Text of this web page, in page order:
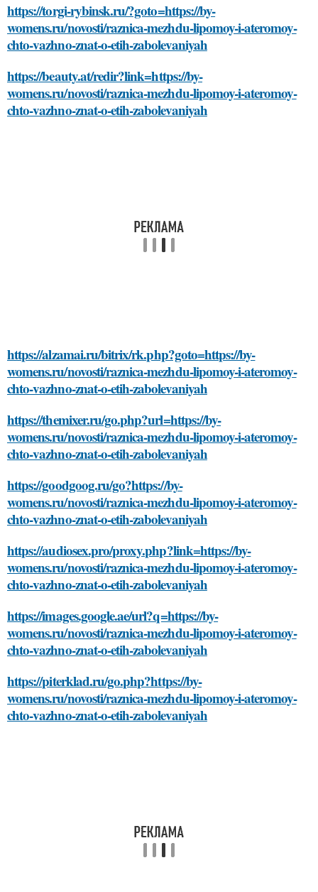
https://torgi-rybinsk.ru/?goto=https://by-
womens.ru/novosti/raznica-mezhdu-lipomoy-i-ateromoy-
chto-vazhno-znat-o-etih-zabolevaniyah
https://beauty.at/redir?link=https://by-
womens.ru/novosti/raznica-mezhdu-lipomoy-i-ateromoy-
chto-vazhno-znat-o-etih-zabolevaniyah
https://alzamai.ru/bitrix/rk.php?goto=https://by-
womens.ru/novosti/raznica-mezhdu-lipomoy-i-ateromoy-
chto-vazhno-znat-o-etih-zabolevaniyah
https://themixer.ru/go.php?url=https://by-
womens.ru/novosti/raznica-mezhdu-lipomoy-i-ateromoy-
chto-vazhno-znat-o-etih-zabolevaniyah
https://goodgoog.ru/go?https://by-
womens.ru/novosti/raznica-mezhdu-lipomoy-i-ateromoy-
chto-vazhno-znat-o-etih-zabolevaniyah
https://audiosex.pro/proxy.php?link=https://by-
womens.ru/novosti/raznica-mezhdu-lipomoy-i-ateromoy-
chto-vazhno-znat-o-etih-zabolevaniyah
https://images.google.ae/url?q=https://by-
womens.ru/novosti/raznica-mezhdu-lipomoy-i-ateromoy-
chto-vazhno-znat-o-etih-zabolevaniyah
https://piterklad.ru/go.php?https://by-
womens.ru/novosti/raznica-mezhdu-lipomoy-i-ateromoy-
chto-vazhno-znat-o-etih-zabolevaniyah